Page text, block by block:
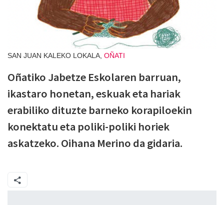
SAN JUAN KALEKO LOKALA, OÑATI
Oñatiko Jabetze Eskolaren barruan,
ikastaro honetan, eskuak eta hariak
erabiliko dituzte barneko korapiloekin
konektatu eta poliki-poliki horiek
askatzeko. Oihana Merino da gidaria.